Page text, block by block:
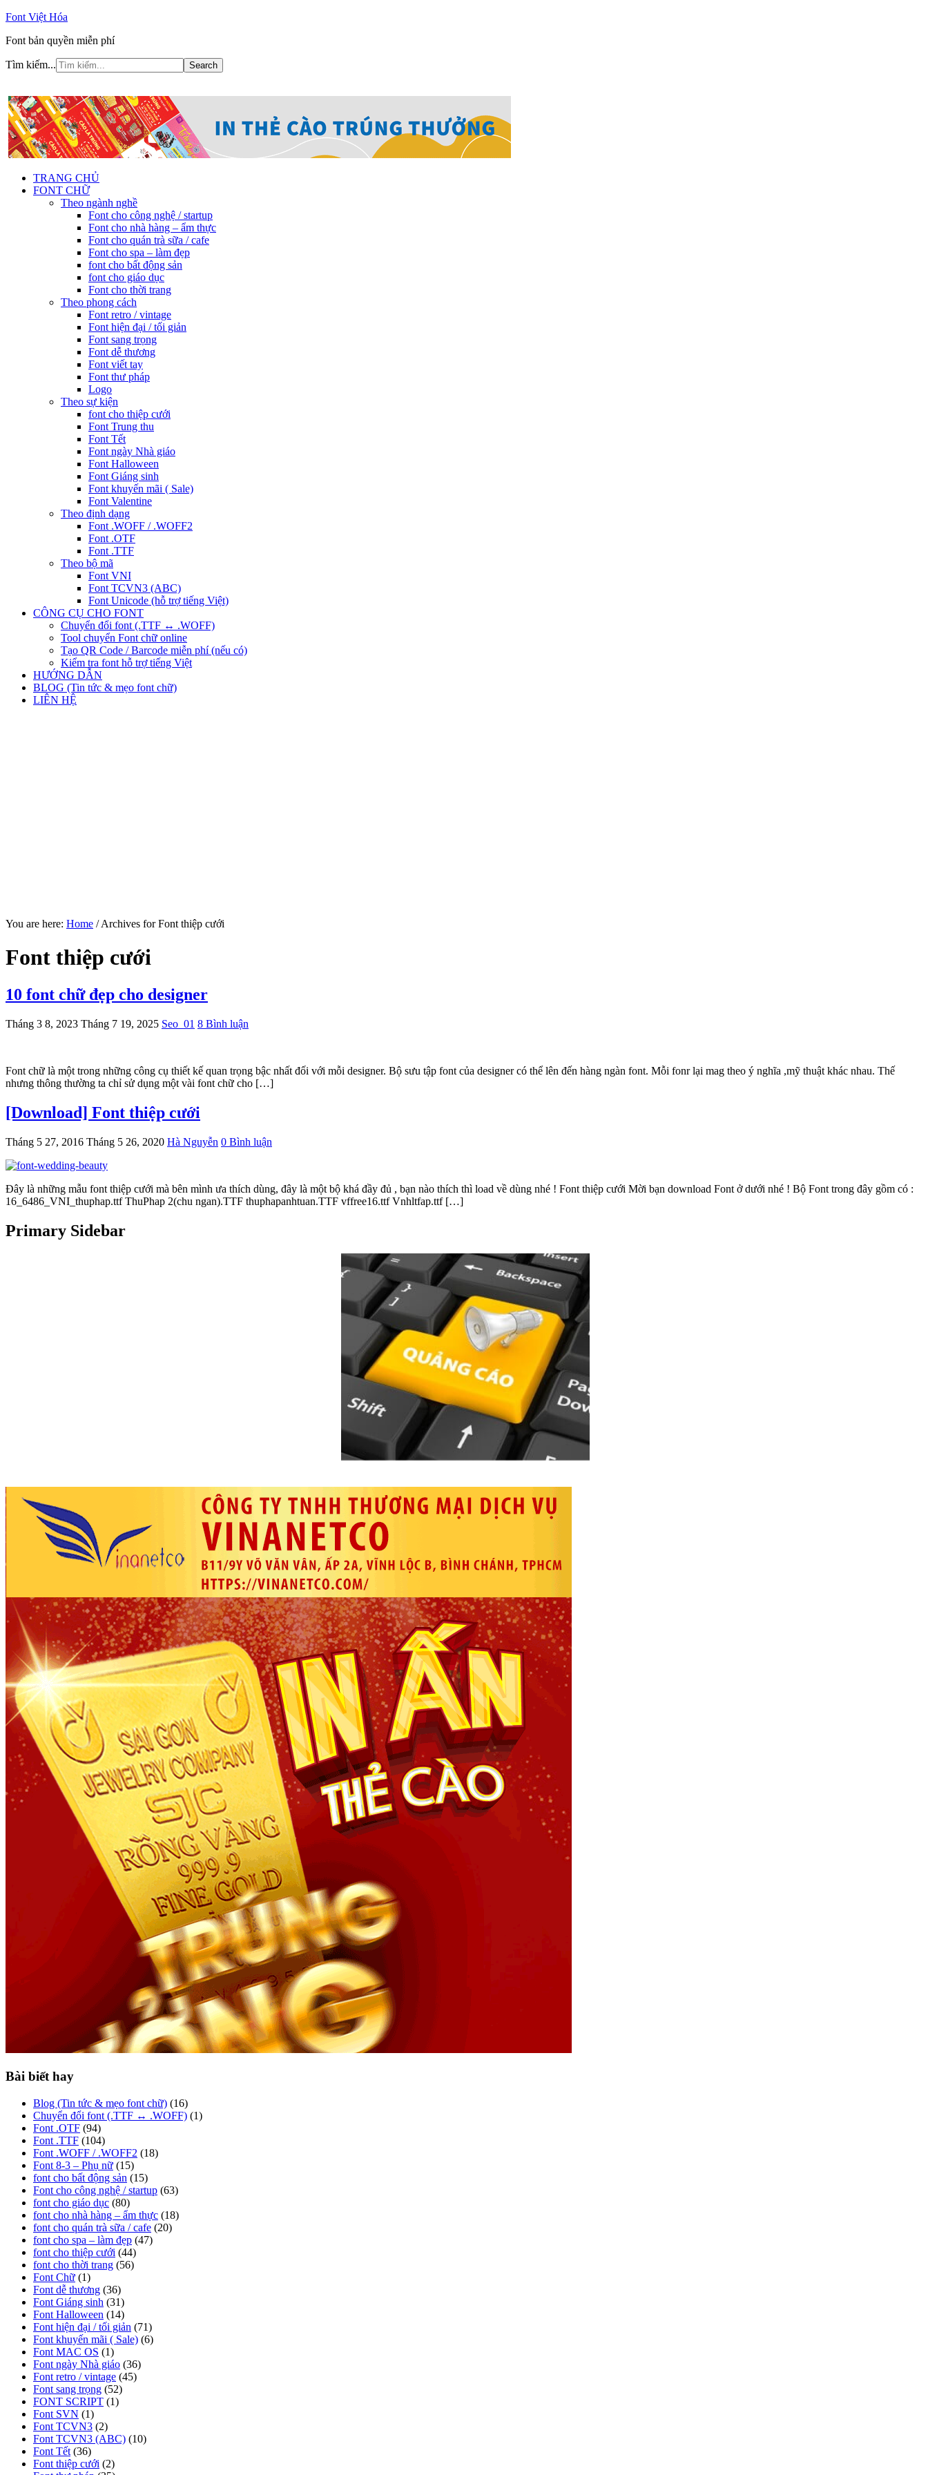
Font Việt Hóa
Font bản quyền miễn phí
Tìm kiếm...
TRANG CHỦ
FONT CHỮ
Theo ngành nghề
Font cho công nghệ / startup
Font cho nhà hàng – ẩm thực
Font cho quán trà sữa / cafe
Font cho spa – làm đẹp
font cho bất động sản
font cho giáo dục
Font cho thời trang
Theo phong cách
Font retro / vintage
Font hiện đại / tối giản
Font sang trọng
Font dễ thương
Font viết tay
Font thư pháp
Logo
Theo sự kiện
font cho thiệp cưới
Font Trung thu
Font Tết
Font ngày Nhà giáo
Font Halloween
Font Giáng sinh
Font khuyến mãi ( Sale)
Font Valentine
Theo định dạng
Font .WOFF / .WOFF2
Font .OTF
Font .TTF
Theo bộ mã
Font VNI
Font TCVN3 (ABC)
Font Unicode (hỗ trợ tiếng Việt)
CÔNG CỤ CHO FONT
Chuyển đổi font (.TTF ↔ .WOFF)
Tool chuyển Font chữ online
Tạo QR Code / Barcode miễn phí (nếu có)
Kiểm tra font hỗ trợ tiếng Việt
HƯỚNG DẪN
BLOG (Tin tức & mẹo font chữ)
LIÊN HỆ
You are here: Home /Archives for Font thiệp cưới
Font thiệp cưới
10 font chữ đẹp cho designer­­
Tháng 3 8, 2023 Tháng 7 19, 2025 Seo_01 8 Bình luận
Font chữ là một trong những công cụ thiết kế quan trọng bậc nhất đối với mỗi designer. Bộ sưu tập font của designer có thể lên đến hàng ngàn font. Mỗi fonr lại mag theo ý nghĩa ,mỹ thuật khác nhau. Thế
nhưng thông thường ta chỉ sử dụng một vài font chữ cho […]
[Download] Font thiệp cưới
Tháng 5 27, 2016 Tháng 5 26, 2020 Hà Nguyễn 0 Bình luận
Đây là những mẫu font thiệp cưới mà bên mình ưa thích dùng, đây là một bộ khá đầy đủ , bạn nào thích thì load về dùng nhé ! Font thiệp cưới Mời bạn download Font ở dưới nhé ! Bộ Font trong đây gồm có :
16_6486_VNI_thuphap.ttf ThuPhap 2(chu ngan).TTF thuphapanhtuan.TTF vffree16.ttf Vnhltfap.ttf […]
Primary Sidebar
Bài biết hay
Blog (Tin tức & mẹo font chữ) (16)
Chuyển đổi font (.TTF ↔ .WOFF) (1)
Font .OTF (94)
Font .TTF (104)
Font .WOFF / .WOFF2 (18)
Font 8-3 – Phụ nữ (15)
font cho bất động sản (15)
Font cho công nghệ / startup (63)
font cho giáo dục (80)
font cho nhà hàng – ẩm thực (18)
font cho quán trà sữa / cafe (20)
font cho spa – làm đẹp (47)
font cho thiệp cưới (44)
font cho thời trang (56)
Font Chữ (1)
Font dễ thương (36)
Font Giáng sinh (31)
Font Halloween (14)
Font hiện đại / tối giản (71)
Font khuyến mãi ( Sale) (6)
Font MAC OS (1)
Font ngày Nhà giáo (36)
Font retro / vintage (45)
Font sang trọng (52)
FONT SCRIPT (1)
Font SVN (1)
Font TCVN3 (2)
Font TCVN3 (ABC) (10)
Font Tết (36)
Font thiệp cưới (2)